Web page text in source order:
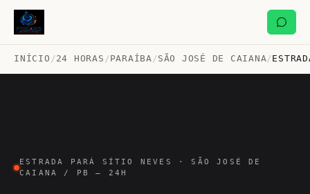
INÍCIO /24 HORAS /PARAÍBA /SÃO JOSÉ DE CAIANA/
ESTRADA PARÁ SÍTIO NEVES · SÃO JOSÉ DE
CAIANA / PB — 24H